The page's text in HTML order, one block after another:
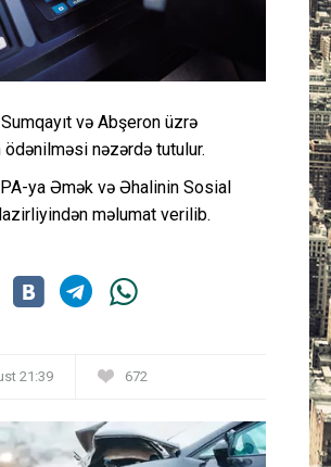
İdman
Layihə
Gündəm
Cəmiyyət
Sumqayıt və Abşeron üzrə
ödənilməsi nəzərdə tutulur.
ya Əmək və Əhalinin Sosial
məlumat verilib.
21:39 672